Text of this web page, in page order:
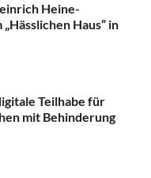
Heine-
Haus“ in
Teilhabe für
mit Behinderung